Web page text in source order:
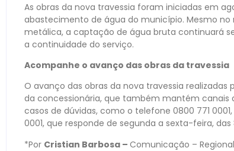
As obras da nova travessia foram iniciadas em
abastecimento de água do município. Mesmo
metálica, a captação de água bruta continuará
a continuidade do serviço.
Acompanhe o avanço das obras da travessia
O avanço das obras da nova travessia realizadas
da concessionária, que também mantém
casos de dúvidas, como o telefone 0800 771
0001, que responde de segunda a sexta-feira, das
*Por Cristian Barbosa – Comunicação – Regional